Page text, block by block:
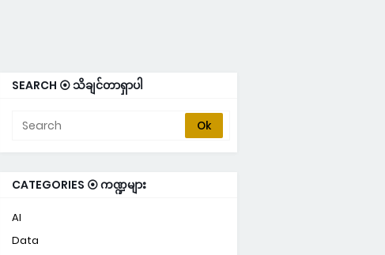
SEARCH ⦿ သိချင်တာရှာပါ
CATEGORIES ⦿ ကဏ္ဍများ
AI
Data